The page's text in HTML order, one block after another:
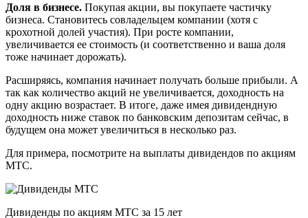
Доля в бизнесе. Покупая акции, вы покупаете частичку
бизнеса. Становитесь совладельцем компании (хотя с
крохотной долей участия). При росте компании,
увеличивается ее стоимость (и соответственно и ваша доля
тоже начинает дорожать).
Расширяясь, компания начинает получать больше прибыли. А
так как количество акций не увеличивается, доходность на
одну акцию возрастает. В итоге, даже имея дивидендную
доходность ниже ставок по банковским депозитам сейчас, в
будущем она может увеличиться в несколько раз.
Для примера, посмотрите на выплаты дивидендов по акциям
МТС.
Дивиденды по акциям МТС за 15 лет